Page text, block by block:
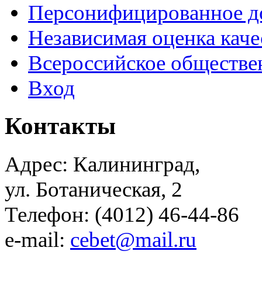
Персонифицированное
Независимая оценка
Всероссийское
Вход
Контакты
Адрес: Калининград,
ул. Ботаническая, 2
Телефон: (4012) 46-44-86
e-mail: cebet@mail.ru